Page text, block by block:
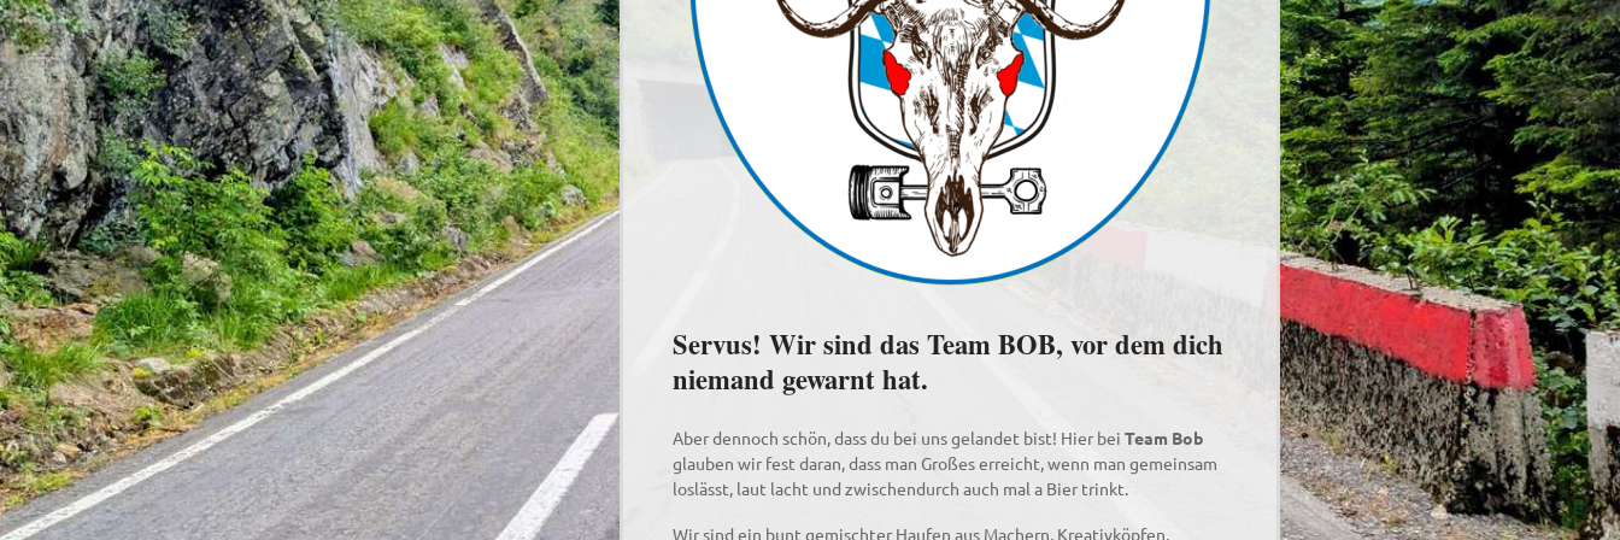
Servus! Wir sind das Team BOB, vor dem dich
niemand gewarnt hat.
Aber dennoch schön, dass du bei uns gelandet bist! Hier beiTeam Bob
glauben wir fest daran, dass man Großes erreicht, wenn man gemeinsam
loslässt, laut lacht und zwischendurch auch mal a Bier trinkt.
Wir sind ein bunt gemischter Haufen aus Machern, Kreativköpfen,